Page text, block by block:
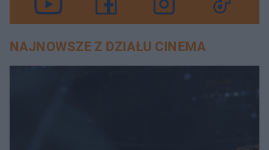
NAJNOWSZE Z DZIAŁU CINEMA